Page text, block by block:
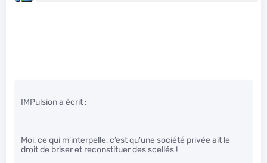
IMPulsion a écrit :
Moi, ce qui m’interpelle, c’est qu’une société privée ait le
droit de briser et reconstituer des scellés !